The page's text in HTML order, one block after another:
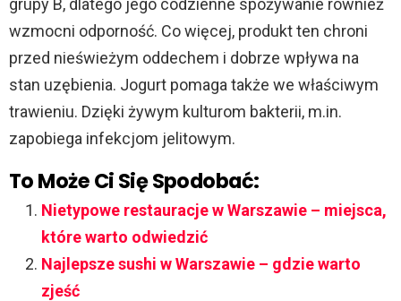
wzmocni odporność. Co więcej, produkt ten chroni
przed nieświeżym oddechem i dobrze wpływa na
stan uzębienia. Jogurt pomaga także we właściwym
trawieniu. Dzięki żywym kulturom bakterii, m.in.
zapobiega infekcjom jelitowym.
To Może Ci Się Spodobać:
Nietypowe restauracje w Warszawie – miejsca,
które warto odwiedzić
Najlepsze sushi w Warszawie – gdzie warto
zjeść